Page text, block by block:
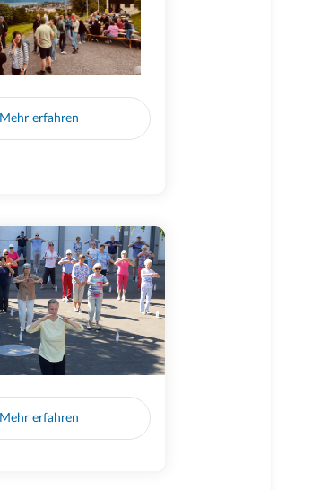
Mehr erfahren
Mehr erfahren